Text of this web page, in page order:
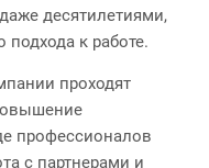
десятилетиями,
подхода к работе.
проходят
профессионалов
с партнерами и